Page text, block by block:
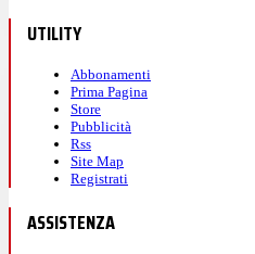
UTILITY
Abbonamenti
Prima Pagina
Store
Pubblicità
Rss
Site Map
Registrati
ASSISTENZA